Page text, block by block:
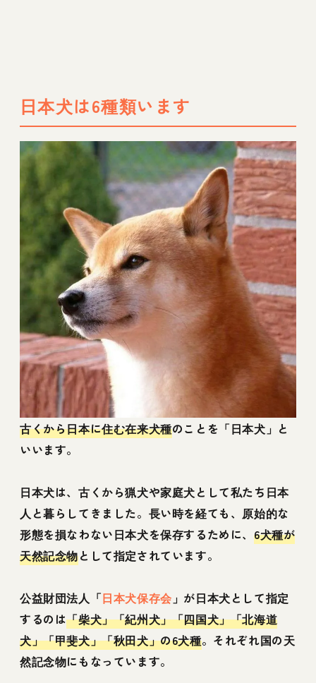
日本犬は6種類います
古くから日本に住む在来犬種のことを「日本犬」と
いいます。
日本犬は、古くから猟犬や家庭犬として私たち日本
人と暮らしてきました。長い時を経ても、原始的な
形態を損なわない日本犬を保存するために、 6犬種が
天然記念物として指定されています。
公益財団法人「日本犬保存会 」が日本犬として指定
するのは「柴犬」「紀州犬」「四国犬」「北海道
犬」「甲斐犬」「秋田犬」の6犬種。それぞれ国の天
然記念物にもなっています。